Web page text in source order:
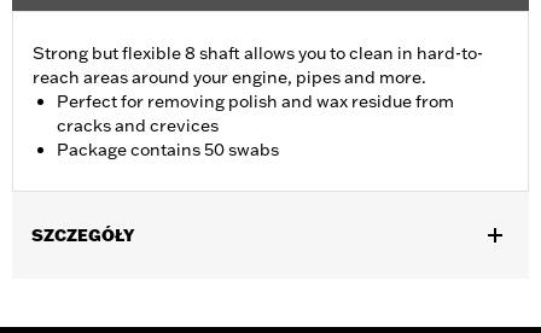
Strong but flexible 8 shaft allows you to clean in hard-to-
reach areas around your engine, pipes and more.
Perfect for removing polish and wax residue from
cracks and crevices
Package contains 50 swabs
SZCZEGÓŁY